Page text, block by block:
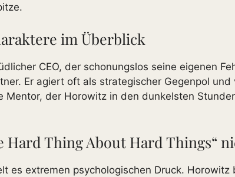
im Überblick
CEO, der schonungslos seine eigenen
Er agiert oft als strategischer Gegenpol
Mentor, der Horowitz in den dunkelsten
Hard Thing About Hard Things“
es extremen psychologischen Druck.